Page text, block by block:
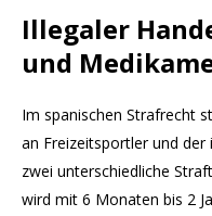
Illegaler
und
Im spanischen Strafrecht
an Freizeitsportler und
zwei unterschiedliche
wird mit 6 Monaten bis 2